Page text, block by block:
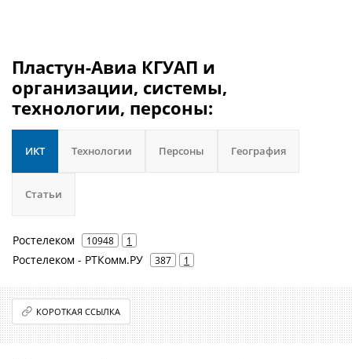
Пластун-Авиа КГУАП и
организации, системы,
технологии, персоны:
ИКТ Технологии Персоны География
Статьи
Ростелеком 10948 1
Ростелеком - РТКомм.РУ 387 1
КОРОТКАЯ ССЫЛКА